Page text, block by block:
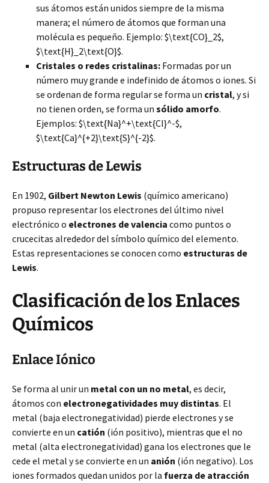
sus átomos están unidos siempre de la misma
manera; el número de átomos que forman una
molécula es pequeño. Ejemplo: $\text{CO}_2$,
$\text{H}_2\text{O}$.
Cristales o redes cristalinas: Formadas por un
número muy grande e indefinido de átomos o iones. Si
se ordenan de forma regular se forma un cristal, y si
no tienen orden, se forma un sólido amorfo.
Ejemplos: $\text{Na}^+\text{Cl}^-$,
$\text{Ca}^{+2}\text{S}^{-2}$.
Estructuras de Lewis
En 1902, Gilbert Newton Lewis (químico americano)
propuso representar los electrones del último nivel
electrónico o electrones de valencia como puntos o
crucecitas alrededor del símbolo químico del elemento.
Estas representaciones se conocen como estructuras de
Lewis.
Clasificación de los Enlaces
Químicos
Enlace Iónico
Se forma al unir un metal con un no metal, es decir,
átomos con electronegatividades muy distintas. El
metal (baja electronegatividad) pierde electrones y se
convierte en un catión (ión positivo), mientras que el no
metal (alta electronegatividad) gana los electrones que le
cede el metal y se convierte en un anión (ión negativo). Los
iones formados quedan unidos por la fuerza de atracción